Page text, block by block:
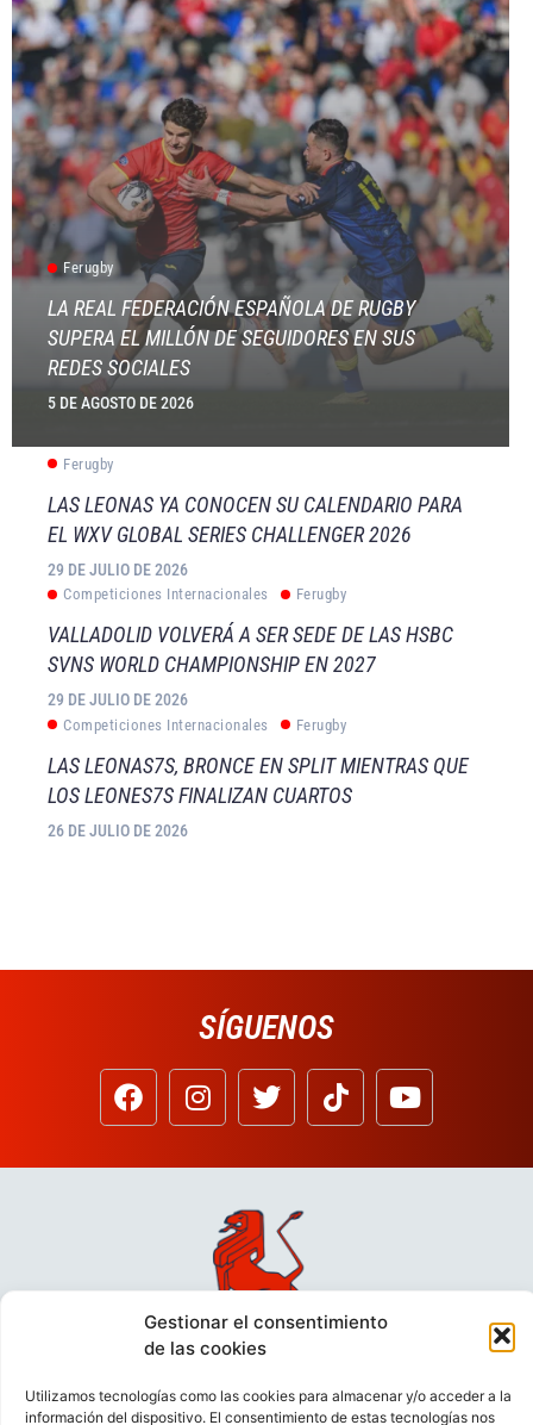
Gestionar el consentimiento
de las cookies
Utilizamos tecnologías como las cookies para almacenar y/o acceder a la
información del dispositivo. El consentimiento de estas tecnologías nos
Ferugby
LA REAL FEDERACIÓN ESPAÑOLA DE RUGBY
SUPERA EL MILLÓN DE SEGUIDORES EN SUS
REDES SOCIALES
5 DE AGOSTO DE 2026
Ferugby
LAS LEONAS YA CONOCEN SU CALENDARIO PARA
EL WXV GLOBAL SERIES CHALLENGER 2026
29 DE JULIO DE 2026
Competiciones Internacionales Ferugby
VALLADOLID VOLVERÁ A SER SEDE DE LAS HSBC
SVNS WORLD CHAMPIONSHIP EN 2027
29 DE JULIO DE 2026
Competiciones Internacionales Ferugby
LAS LEONAS7S, BRONCE EN SPLIT MIENTRAS QUE
LOS LEONES7S FINALIZAN CUARTOS
26 DE JULIO DE 2026
SÍGUENOS